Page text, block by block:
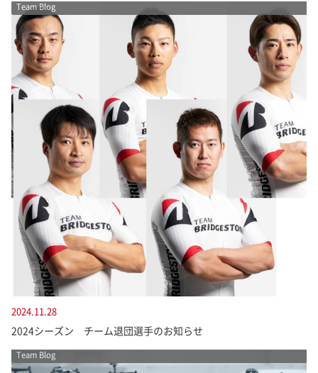
Team Blog
2024.11.28
2024シーズン チーム退団選手のお知らせ
Team Blog